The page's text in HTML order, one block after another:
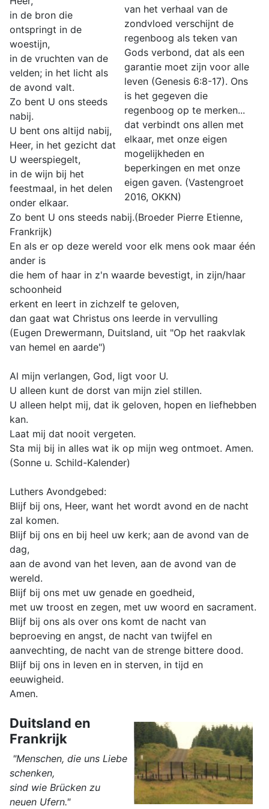
van het verhaal van de
zondvloed verschijnt de
regenboog als teken van
Gods verbond, dat als een
garantie moet zijn voor alle
leven (Genesis 6:8-17). Ons
is het gegeven die
regenboog op te merken...
dat verbindt ons allen met
elkaar, met onze eigen
mogelijkheden en
beperkingen en met onze
eigen gaven. (Vastengroet
2016, OKKN)
in de bron die
ontspringt in de
woestijn,
in de vruchten van de
velden; in het licht als
de avond valt.
Zo bent U ons steeds
nabij.
U bent ons altijd nabij,
Heer, in het gezicht dat
U weerspiegelt,
in de wijn bij het
feestmaal, in het delen
onder elkaar.
Zo bent U ons steeds nabij.(Broeder Pierre Etienne,
Frankrijk)
En als er op deze wereld voor elk mens ook maar één
ander is
die hem of haar in z'n waarde bevestigt, in zijn/haar
schoonheid
erkent en leert in zichzelf te geloven,
dan gaat wat Christus ons leerde in vervulling
(Eugen Drewermann, Duitsland, uit "Op het raakvlak
van hemel en aarde")
Al mijn verlangen, God, ligt voor U.
U alleen kunt de dorst van mijn ziel stillen.
U alleen helpt mij, dat ik geloven, hopen en liefhebben
kan.
Laat mij dat nooit vergeten.
Sta mij bij in alles wat ik op mijn weg ontmoet. Amen.
(Sonne u. Schild-Kalender)
Luthers Avondgebed:
Blijf bij ons, Heer, want het wordt avond en de nacht
zal komen.
Blijf bij ons en bij heel uw kerk; aan de avond van de
dag,
aan de avond van het leven, aan de avond van de
wereld.
Blijf bij ons met uw genade en goedheid,
met uw troost en zegen, met uw woord en sacrament.
Blijf bij ons als over ons komt de nacht van
beproeving en angst, de nacht van twijfel en
aanvechting, de nacht van de strenge bittere dood.
Blijf bij ons in leven en in sterven, in tijd en
eeuwigheid.
Amen.
Duitsland en
Frankrijk
"Menschen, die uns Liebe
schenken,
sind wie Brücken zu
neuen Ufern."